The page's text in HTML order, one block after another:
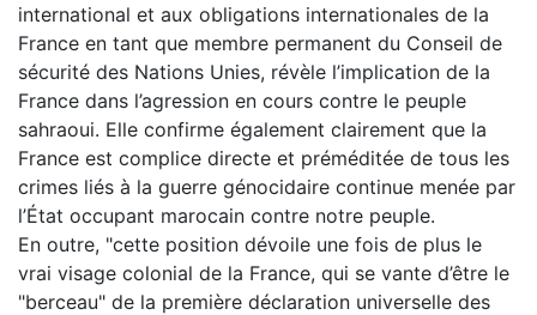
international et aux obligations internationales de la
France en tant que membre permanent du Conseil de
sécurité des Nations Unies, révèle l’implication de la
France dans l’agression en cours contre le peuple
sahraoui. Elle confirme également clairement que la
France est complice directe et préméditée de tous les
crimes liés à la guerre génocidaire continue menée par
l’État occupant marocain contre notre peuple.
En outre, "cette position dévoile une fois de plus le
vrai visage colonial de la France, qui se vante d’être le
"berceau" de la première déclaration universelle des